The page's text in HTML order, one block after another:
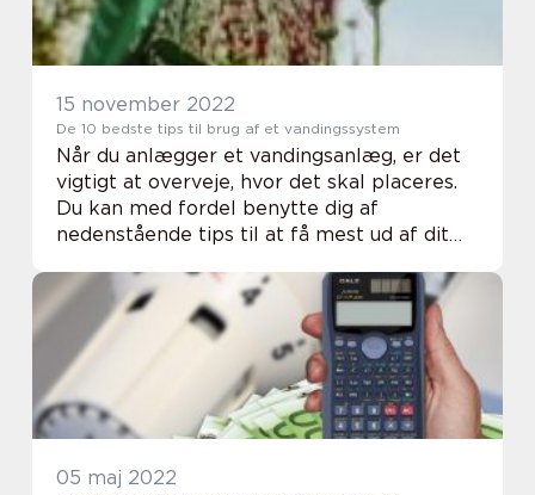
15 november 2022
De 10 bedste tips til brug af et vandingssystem
Når du anlægger et vandingsanlæg, er det
vigtigt at overveje, hvor det skal placeres.
Du kan med fordel benytte dig af
nedenstående tips til at få mest ud af dit
bedste tips til brug af et vandingssystem! 1.
Pla...
05 maj 2022